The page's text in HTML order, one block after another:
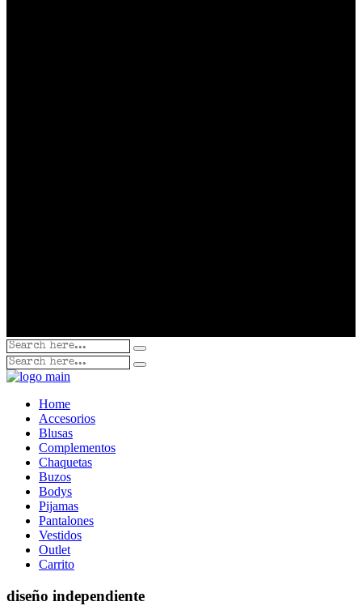
Home
Accesorios
Blusas
Complementos
Chaquetas
Buzos
Bodys
Pijamas
Pantalones
Vestidos
Outlet
Carrito
diseño independiente